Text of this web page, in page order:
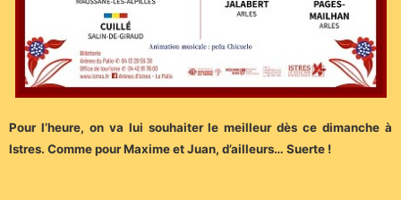
Pour l’heure, on va lui souhaiter le meilleur dès ce dimanche à
Istres. Comme pour Maxime et Juan, d’ailleurs… Suerte !